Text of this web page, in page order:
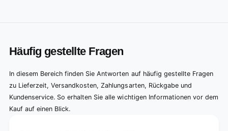
Häufig gestellte Fragen
In diesem Bereich finden Sie Antworten auf häufig gestellte Fragen
zu Lieferzeit, Versandkosten, Zahlungsarten, Rückgabe und
Kundenservice. So erhalten Sie alle wichtigen Informationen vor dem
Kauf auf einen Blick.